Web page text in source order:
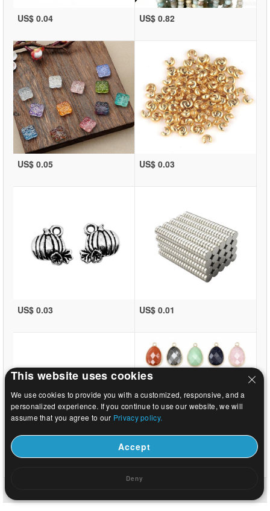
US$ 0.04 US$ 0.82
US$ 0.05 US$ 0.03
US$ 0.03 US$ 0.01
US$ 0.44 US$ 0.92
This website uses cookies
We use cookies to provide you with a customized, responsive, and a
personalized experience. If you continue to use our website, we will
assume that you agree to our Privacy policy.
Accept
Deny